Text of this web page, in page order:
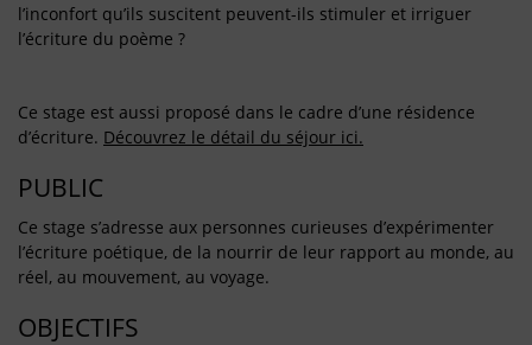
l’inconfort qu’ils suscitent peuvent-ils stimuler et irriguer
l’écriture du poème ?
Ce stage est aussi proposé dans le cadre d’une résidence
d’écriture. Découvrez le détail du séjour ici.
PUBLIC
Ce stage s’adresse aux personnes curieuses d’expérimenter
l’écriture poétique, de la nourrir de leur rapport au monde, au
réel, au mouvement, au voyage.
OBJECTIFS